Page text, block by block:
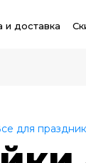
и доставка
для